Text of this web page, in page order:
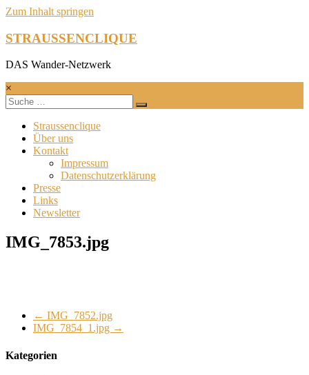
Zum Inhalt springen
STRAUSSENCLIQUE
DAS Wander-Netzwerk
×
Straussenclique
Über uns
Kontakt
Impressum
Datenschutzerklärung
Presse
Links
Newsletter
IMG_7853.jpg
← IMG_7852.jpg
IMG_7854_1.jpg →
Kategorien